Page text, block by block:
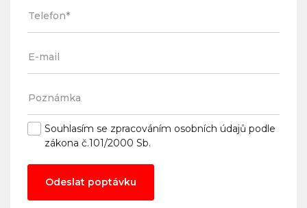
Souhlasím se zpracováním osobních údajů podle
zákona č.101/2000 Sb.
Odeslat poptávku